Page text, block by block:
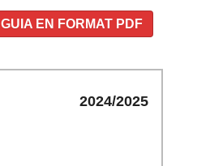
GUIA EN FORMAT PDF
2024/2025